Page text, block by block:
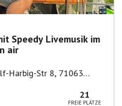
Speedy Livemusik im
air
Harbig-Str 8, 71063
21
FREIE PLÄTZE